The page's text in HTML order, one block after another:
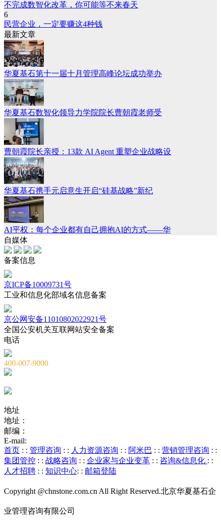
不完成数智化改革，你可能等不来春天
6
民营企业，一定要赚这4种钱
最新文章
华夏基石第十一届十月管理高峰论坛成功举办
华夏基石数智化领导力学院院长曹朝霞老师受
曹朝霞院长亲授：13款 AI Agent 重塑企业战略设
华夏基石携手元启意生开启“硅基战略”新纪
AI平权：每个企业都有自己拥抱AI的方式——华
自媒体
备案信息
京ICP备10009731号
工业和信息化部域名信息备案
京公网安备11010802022921号
全国公安机关互联网站安全备案
电话
400-007-9000
地址
地址：
邮编：
E-mail:
首页 : : 管理咨询 : : 人力资源咨询 : : 阿米巴 : : 营销管理咨询 : :
集团管控 : : 战略咨询 : : 企业家与企业变革 : : 咨询&信息化 : :
人才招聘 : : 知识中心: : 邮箱登陆
Copyright @chnstone.com.cn All Right Reserved.北京华夏基石企
业管理咨询有限公司